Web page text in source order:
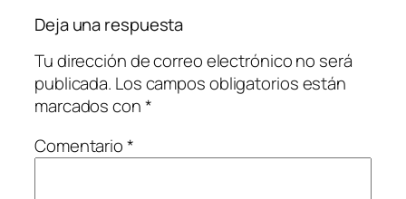
Deja una respuesta
Tu dirección de correo electrónico no será
publicada. Los campos obligatorios están
marcados con*
Comentario*